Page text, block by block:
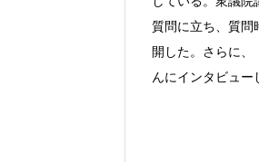
質問に立ち、質問
開した。さらに、
んにインタビュー